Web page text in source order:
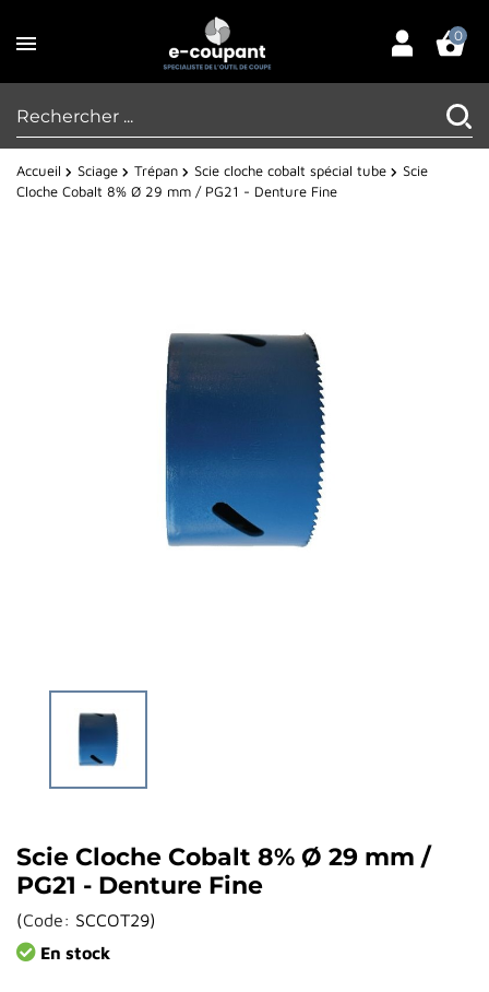
0
Accueil Sciage Trépan Scie cloche cobalt spécial tube
Scie
Cloche Cobalt 8% Ø 29 mm / PG21 - Denture Fine
Scie Cloche Cobalt 8% Ø 29 mm /
PG21 - Denture Fine
(Code: SCCOT29)
En stock